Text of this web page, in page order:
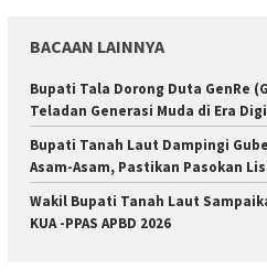
BACAAN LAINNYA
Bupati Tala Dorong Duta GenRe
Teladan Generasi Muda di Era
Bupati Tanah Laut Dampingi
Asam-Asam, Pastikan Pasokan
Wakil Bupati Tanah Laut
KUA -PPAS APBD 2026